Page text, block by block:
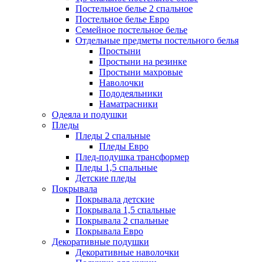
Постельное белье 2 спальное
Постельное белье Евро
Семейное постельное белье
Отдельные предметы постельного белья
Простыни
Простыни на резинке
Простыни махровые
Наволочки
Пододеяльники
Наматрасники
Одеяла и подушки
Пледы
Пледы 2 спальные
Пледы Евро
Плед-подушка трансформер
Пледы 1,5 спальные
Детские пледы
Покрывала
Покрывала детские
Покрывала 1,5 спальные
Покрывала 2 спальные
Покрывала Евро
Декоративные подушки
Декоративные наволочки